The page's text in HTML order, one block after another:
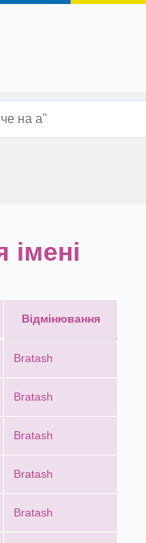
Відмінювання
Bratash
Bratash
Bratash
Bratash
Bratash